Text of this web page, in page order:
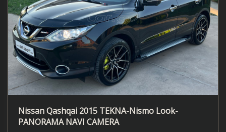
Nissan Qashqai 2015 TEKNA-Nismo Look-
PANORAMA NAVI CAMERA